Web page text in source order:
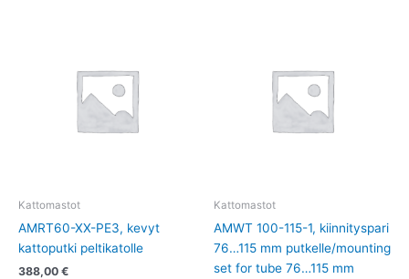
Kattomastot
AMRT60-XX-PE3, kevyt
kattoputki peltikatolle
388,00 €
Kattomastot
AMWT 100-115-1, kiinnityspari
76…115 mm putkelle/mounting
set for tube 76…115 mm